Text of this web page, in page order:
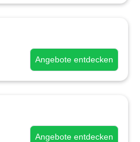
Angebote entdecken
Angebote entdecken